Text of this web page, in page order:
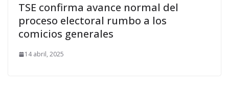
TSE confirma avance normal del
proceso electoral rumbo a los
comicios generales
14 abril, 2025